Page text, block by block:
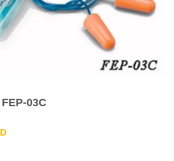
03C
Giá